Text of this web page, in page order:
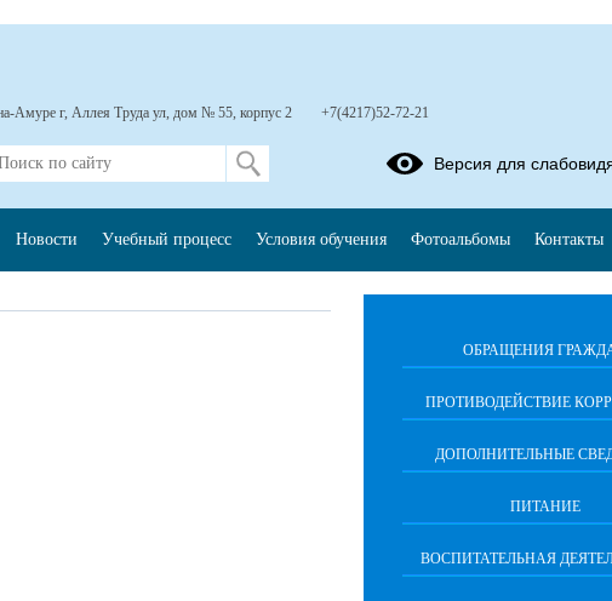
ОБРАЩЕНИЯ
ПРОТИВОДЕЙСТВИЕ
ДОПОЛНИТЕЛЬНЫЕ
ПИТАНИЕ
ВОСПИТАТЕЛЬНАЯ
Амуре г, Аллея Труда ул, дом № 55, корпус 2 +7(4217)52-72-21
Версия для
Новости Учебный процесс Условия обучения Фотоальбомы Контакты